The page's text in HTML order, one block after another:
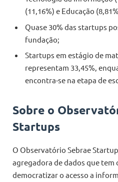
(11,16%) e Educação
Quase 30% das startups
fundação;
Startups em estágio de
representam 33,45%,
encontra-se na etapa de
Sobre o
Startups
O Observatório Sebrae
agregadora de dados que
democratizar o acesso a